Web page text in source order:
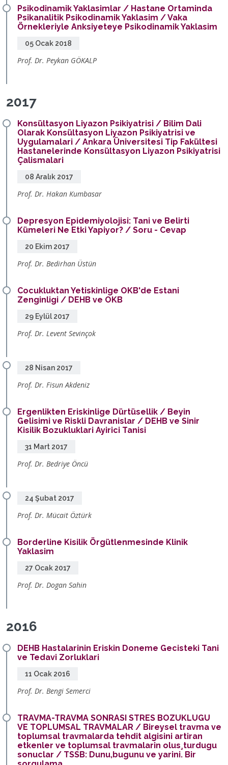
Psikodinamik Yaklasimlar / Hastane Ortaminda
Psikanalitik Psikodinamik Yaklasim / Vaka
Örnekleriyle Anksiyeteye Psikodinamik Yaklasim
05 Ocak 2018
Prof. Dr. Peykan GÖKALP
2017
Konsültasyon Liyazon Psikiyatrisi / Bilim Dali
Olarak Konsültasyon Liyazon Psikiyatrisi ve
Uygulamalari / Ankara Üniversitesi Tip Fakültesi
Hastanelerinde Konsültasyon Liyazon Psikiyatrisi
Çalismalari
08 Aralık 2017
Prof. Dr. Hakan Kumbasar
Depresyon Epidemiyolojisi: Tani ve Belirti
Kümeleri Ne Etki Yapiyor? / Soru - Cevap
20 Ekim 2017
Prof. Dr. Bedirhan Üstün
Cocukluktan Yetiskinlige OKB'de Estani
Zenginligi / DEHB ve OKB
29 Eylül 2017
Prof. Dr. Levent Sevinçok
28 Nisan 2017
Prof. Dr. Fisun Akdeniz
Ergenlikten Eriskinlige Dürtüsellik / Beyin
Gelisimi ve Riskli Davranislar / DEHB ve Sinir
Kisilik Bozukluklari Ayirici Tanisi
31 Mart 2017
Prof. Dr. Bedriye Öncü
24 Şubat 2017
Prof. Dr. Mücait Öztürk
Borderline Kisilik Örgütlenmesinde Klinik
Yaklasim
27 Ocak 2017
Prof. Dr. Dogan Sahin
2016
DEHB Hastalarinin Eriskin Doneme Gecisteki Tani
ve Tedavi Zorluklari
11 Ocak 2016
Prof. Dr. Bengi Semerci
TRAVMA-TRAVMA SONRASI STRES BOZUKLUGU
VE TOPLUMSAL TRAVMALAR / Bireysel travma ve
toplumsal travmalarda tehdit algisini artiran
etkenler ve toplumsal travmalarin olus¸turdugu
sonuclar / TSSB: Dunu,bugunu ve yarini. Bir